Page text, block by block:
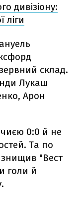
дивізіону:
ліги
склад.
Лукаш
Арон
0:0 й не
Та по
"Вест
голи й